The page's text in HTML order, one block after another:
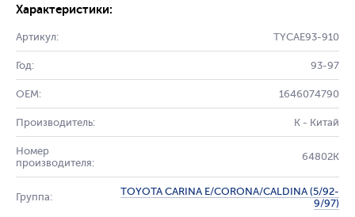
Характеристики:
Артикул: TYCAE93-910
Год: 93-97
OEM: 1646074790
Производитель: K - Китай
Номер
производителя:
64802K
Группа:
TOYOTA CARINA E/CORONA/CALDINA (5/92-
9/97)